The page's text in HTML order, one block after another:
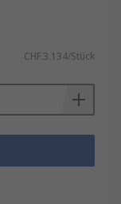
CHF.3.134/Stück